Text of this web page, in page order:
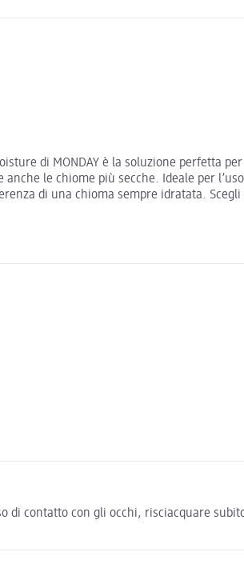
di MONDAY è la soluzione perfetta
le chiome più secche. Ideale per
di una chioma sempre idratata.
contatto con gli occhi, risciacquare